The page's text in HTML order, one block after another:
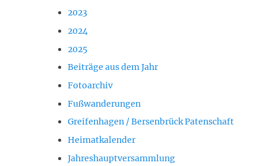
2023
2024
2025
Beiträge aus dem Jahr
Fotoarchiv
Fußwanderungen
Greifenhagen / Bersenbrück Patenschaft
Heimatkalender
Jahreshauptversammlung